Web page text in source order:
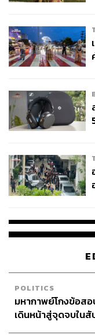
POLITICS
มหากาพย์โกงข้อส
เดินหน้าสู่จุดจบใน